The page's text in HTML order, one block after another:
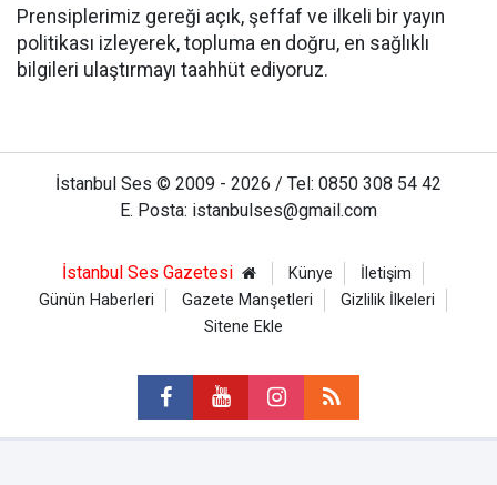
Prensiplerimiz gereği açık, şeffaf ve ilkeli bir yayın
politikası izleyerek, topluma en doğru, en sağlıklı
bilgileri ulaştırmayı taahhüt ediyoruz.
İstanbul Ses © 2009 - 2026 / Tel: 0850 308 54 42
E. Posta: istanbulses@gmail.com
İstanbul Ses Gazetesi Künye
İletişim
Günün Haberleri
Gazete Manşetleri
Gizlilik İlkeleri
Sitene Ekle